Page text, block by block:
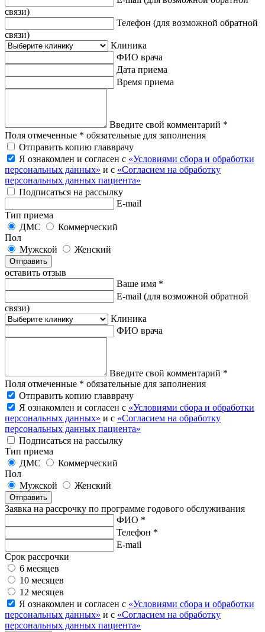
связи)
Телефон (для возможной обратной
связи)
Клиника
ФИО врача
Дата приема
Время приема
Введите свой комментарий *
Поля отмеченные * обязательные для заполнения
Отправить копию главврачу
Я ознакомлен и согласен с «Условиями сбора и обработки
персональных данных» и с «Согласием на обработку
персональных данных пациента»
Подписаться на рассылку
E-mail
Тип приема
ДМС
Коммерческий
Пол
Мужской
Женский
Отправить
оставить отзыв
Ваше имя *
E-mail (для возможной обратной
связи)
Клиника
ФИО врача
Введите свой комментарий *
Поля отмеченные * обязательные для заполнения
Отправить копию главврачу
Я ознакомлен и согласен с «Условиями сбора и обработки
персональных данных» и с «Согласием на обработку
персональных данных пациента»
Подписаться на рассылку
Тип приема
ДМС
Коммерческий
Пол
Мужской
Женский
Отправить
Заявка на рассрочку по программе годового обслуживания
ФИО *
Телефон *
E-mail
Срок рассрочки
6 месяцев
10 месяцев
12 месяцев
Я ознакомлен и согласен с «Условиями сбора и обработки
персональных данных» и с «Согласием на обработку
персональных данных пациента»